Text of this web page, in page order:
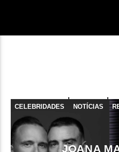
FAIXA ATUAL
TÍTULO
CELEBRIDADES NOTÍCIAS
JOANA